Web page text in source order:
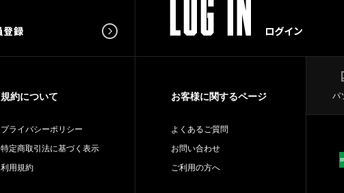
規約について
プライバシーポリシー
特定商取引法に基づく表示
利用規約
お客様に関するページ
よくあるご質問
お問い合わせ
ご利用の方へ
パ